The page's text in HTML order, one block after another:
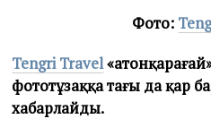
Фото:
Tengri Travel
фототұзаққа тағы да қар
хабарлайды.